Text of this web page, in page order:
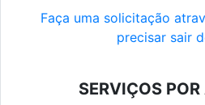
Faça uma solicitação
precisar sair
SERVIÇOS